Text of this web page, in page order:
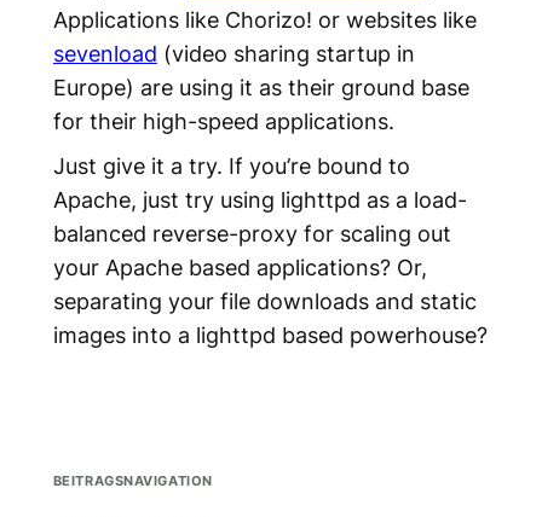
Applications like Chorizo! or websites like
sevenload (video sharing startup in
Europe) are using it as their ground base
for their high-speed applications.
Just give it a try. If you’re bound to
Apache, just try using lighttpd as a load-
balanced reverse-proxy for scaling out
your Apache based applications? Or,
separating your file downloads and static
images into a lighttpd based powerhouse?
BEITRAGSNAVIGATION